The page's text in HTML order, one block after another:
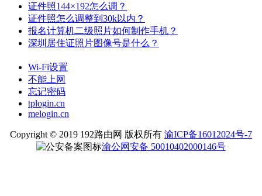
证件照144×192怎么调？
证件照怎么调整到30k以内？
报名计算机二级照片如何制作手机？
深圳居住证照片图像号是什么？
Wi-Fi设置
不能上网
忘记密码
tplogin.cn
melogin.cn
Copyright © 2019 192路由网 版权所有 渝ICP备16012024号-7
渝公网安备 50010402000146号